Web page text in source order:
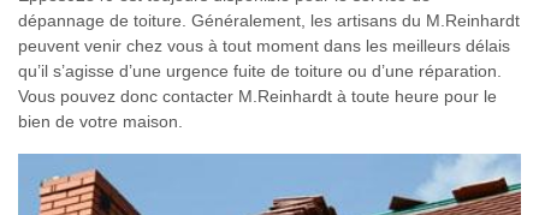
dépannage de toiture. Généralement, les artisans du M.Reinhardt
peuvent venir chez vous à tout moment dans les meilleurs délais
qu’il s’agisse d’une urgence fuite de toiture ou d’une réparation.
Vous pouvez donc contacter M.Reinhardt à toute heure pour le
bien de votre maison.